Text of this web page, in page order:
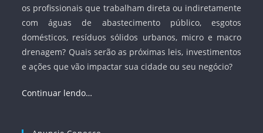
os profissionais que trabalham direta ou indiretamente
com águas de abastecimento público, esgotos
domésticos, resíduos sólidos urbanos, micro e macro
drenagem? Quais serão as próximas leis, investimentos
e ações que vão impactar sua cidade ou seu negócio?
Continuar lendo…